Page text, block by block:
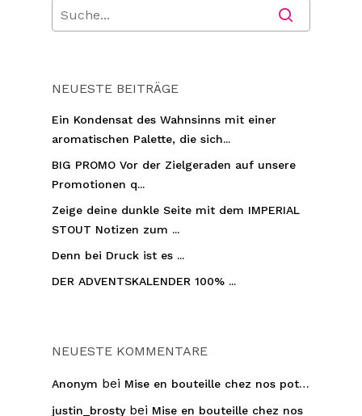
NEUESTE BEITRÄGE
Ein Kondensat des Wahnsinns mit einer
aromatischen Palette, die sich...
BIG PROMO Vor der Zielgeraden auf unsere
Promotionen q...
Zeige deine dunkle Seite mit dem IMPERIAL
STOUT Notizen zum ...
Denn bei Druck ist es ...
DER ADVENTSKALENDER 100% ...
NEUESTE KOMMENTARE
Anonym bei Mise en bouteille chez nos pot…
justin_brostybei Mise en bouteille chez nos